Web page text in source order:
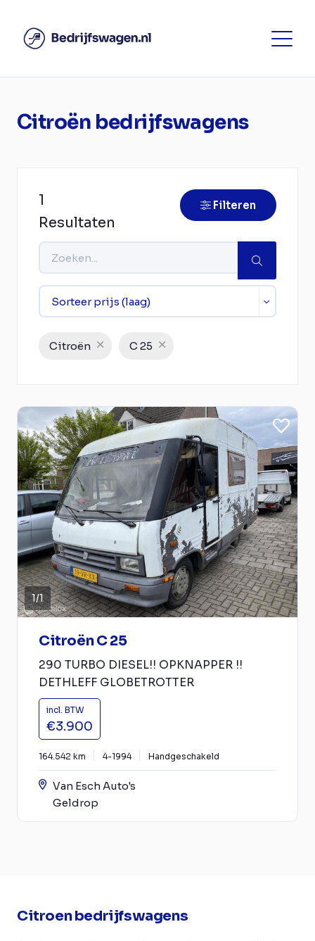
Citroën bedrijfswagens
1
Resultaten
Filteren
Citroën C 25
1/1
Citroën C 25
290 TURBO DIESEL!! OPKNAPPER !!
DETHLEFF GLOBETROTTER
incl. BTW
€3.900
164.542 km 4-1994 Handgeschakeld
Van Esch Auto's
Geldrop
Citroen bedrijfswagens